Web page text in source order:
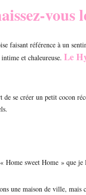
vous
faisant référence à un
et chaleureuse. Le
de se créer un petit cocon
Home sweet Home » que
une maison de ville, mais